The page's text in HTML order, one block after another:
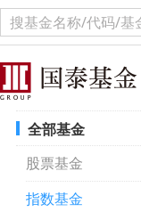
全部基金
股票基金
指数基金